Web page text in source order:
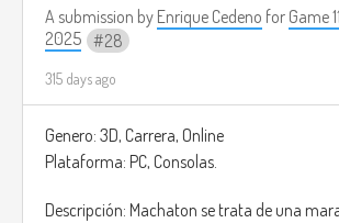
A submission by Enrique Cedeno for Game
2025
28
315 days ago
Genero: 3D, Carrera, Online
Plataforma: PC, Consolas.
Descripción: Machaton se trata de una